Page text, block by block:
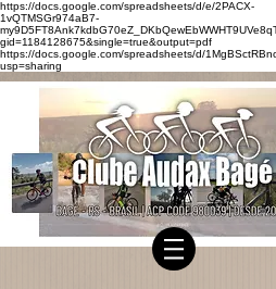
https://docs.google.com/spreadsheets/d/e/2PACX-
1vQTMSGr974aB7-
gid=1184128675&single=true&output=pdf
https://docs.google.com/spreadsheets/d/
usp=sharing